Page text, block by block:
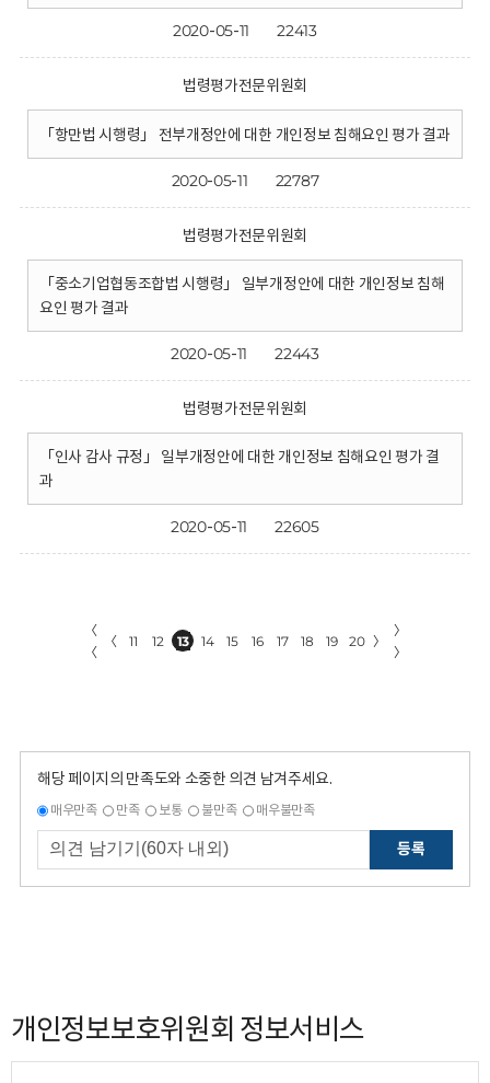
2020-05-11 22413
법령평가전문위원회
「항만법 시행령」 전부개정안에 대한 개인정보 침해요인 평가 결과
2020-05-11 22787
법령평가전문위원회
「중소기업협동조합법 시행령」 일부개정안에 대한 개인정보 침해
요인 평가 결과
2020-05-11 22443
법령평가전문위원회
「인사 감사 규정」 일부개정안에 대한 개인정보 침해요인 평가 결
과
2020-05-11 22605
〈
〈
〈 11 12 13 14 15 16 17 18 19 20 〉
〉
〉
해당 페이지의 만족도와 소중한 의견 남겨주세요.
매우만족 만족 보통 불만족 매우불만족
등록
개인정보보호위원회 정보서비스